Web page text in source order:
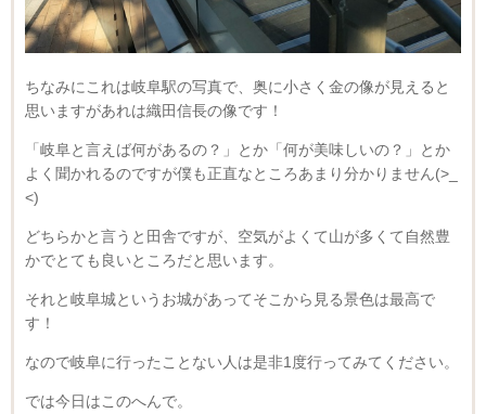
ちなみにこれは岐阜駅の写真で、奥に小さく金の像が見えると
思いますがあれは織田信長の像です！
「岐阜と言えば何があるの？」とか「何が美味しいの？」とか
よく聞かれるのですが僕も正直なところあまり分かりません(>_
<)
どちらかと言うと田舎ですが、空気がよくて山が多くて自然豊
かでとても良いところだと思います。
それと岐阜城というお城があってそこから見る景色は最高で
す！
なので岐阜に行ったことない人は是非1度行ってみてください。
では今日はこのへんで。